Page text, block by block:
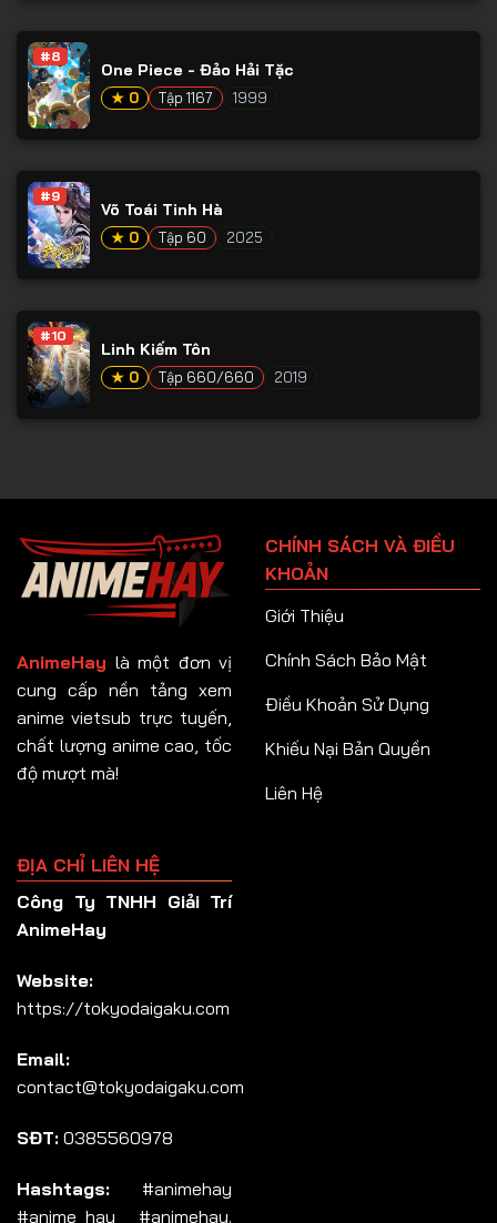
#8
One Piece - Đảo Hải Tặc
★ 0 Tập 1167 1999
#9
Võ Toái Tinh Hà
★ 0 Tập 60 2025
#10
Linh Kiếm Tôn
★ 0 Tập 660/660 2019
AnimeHay là một đơn vị
cung cấp nền tảng xem
anime vietsub trực tuyến,
chất lượng anime cao, tốc
độ mượt mà!
CHÍNH SÁCH VÀ ĐIỀU
KHOẢN
Giới Thiệu
Chính Sách Bảo Mật
Điều Khoản Sử Dụng
Khiếu Nại Bản Quyền
Liên Hệ
ĐỊA CHỈ LIÊN HỆ
Công Ty TNHH Giải Trí
AnimeHay
Website:
https://tokyodaigaku.com
Email:
contact@tokyodaigaku.com
SĐT: 0385560978
Hashtags: #animehay
#anime_hay #animehay.